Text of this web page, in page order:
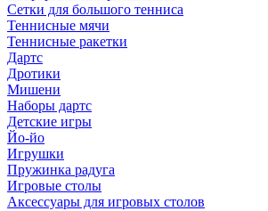
Сетки для большого тенниса
Теннисные мячи
Теннисные ракетки
Дартс
Дротики
Мишени
Наборы дартс
Детские игры
Йо-йо
Игрушки
Пружинка радуга
Игровые столы
Аксессуары для игровых столов